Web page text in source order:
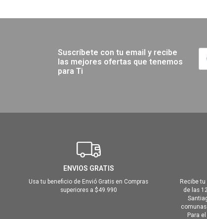
Suscríbete con tu email y recibe
las mejores ofertas que tenemos
para Ti
ENVIOS GRATIS
Usa tu beneficio de Envió Gratis en Compras
superiores a $49.990
Recibe
de las
Para